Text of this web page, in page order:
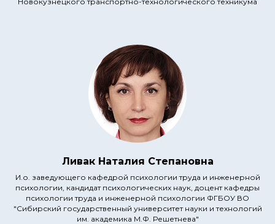
Ливак Наталия Степановна
И.о. заведующего кафедрой психологии труда и инженерной
психологии, кандидат психологических наук, доцент кафедры
психологии труда и инженерной психологии ФГБОУ ВО
"Сибирский государственный университет науки и технологий
им. академика М.Ф. Решетнева"